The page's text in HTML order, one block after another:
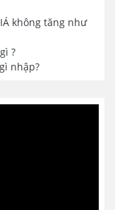
không tăng như
?
nhập?